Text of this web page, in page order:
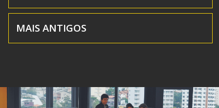
MAIS ANTIGOS